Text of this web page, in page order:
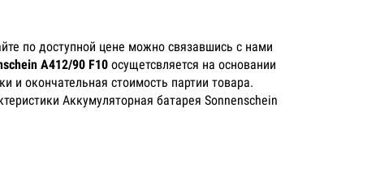
по доступной цене можно связавшись с нами
A412/90 F10 осущетсвляется на основании
и окончательная стоимость партии товара.
Аккумуляторная батарея Sonnenschein